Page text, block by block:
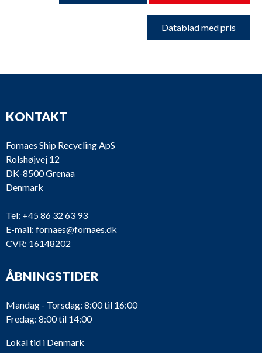
Datablad med pris
KONTAKT
Fornaes Ship Recycling ApS
Rolshøjvej 12
DK-8500 Grenaa
Denmark
Tel: +45 86 32 63 93
E-mail: fornaes@fornaes.dk
CVR: 16148202
ÅBNINGSTIDER
Mandag - Torsdag: 8:00 til 16:00
Fredag: 8:00 til 14:00
Lokal tid i Denmark